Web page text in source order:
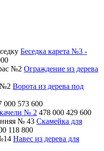
Беседка карета №3 -
Ограждение из дерева
Ворота из дерева под
000 573 600
№ 2 478 000 429 600
Скамейка для
118 800
Навес из дерева для